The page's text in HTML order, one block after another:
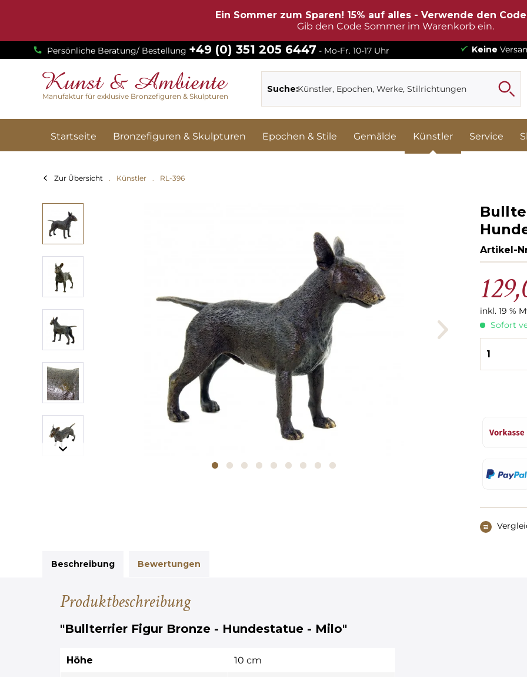
Ein Sommer zum Sparen! 15% auf alles - Verwende den
Gib den Code Sommer im Warenkorb ein.
Persönliche Beratung/ Bestellung +49 (0) 351 205 6447 - Mo-Fr. 10-17 Uhr Keine
Manufaktur für exklusive Bronzefiguren & Skulpturen
Suche:
Startseite Bronzefiguren & Skulpturen Epochen & Stile Gemälde Künstler Service
Zur Übersicht Künstler RL-396
Artikel-
inkl. 19 %
Sofort
Beschreibung Bewertungen
Produktbeschreibung
"Bullterrier Figur Bronze - Hundestatue - Milo"
Höhe 10 cm